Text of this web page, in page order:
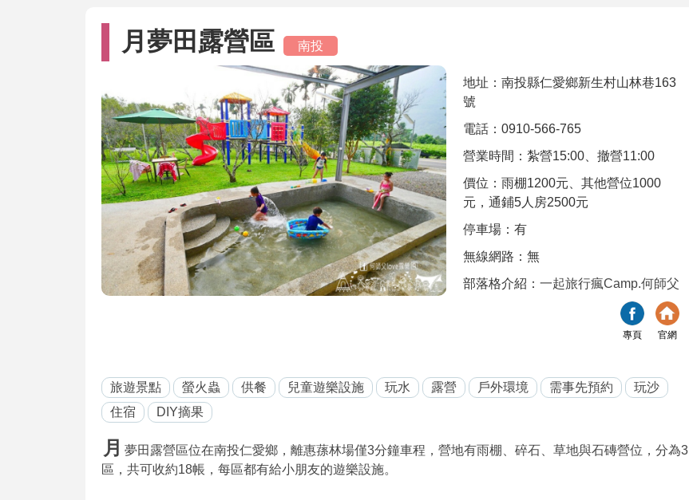
月夢田露營區 南投
地址：南投縣仁愛鄉新生村山林巷163
號
電話：0910-566-765
營業時間：紮營15:00、撤營11:00
價位：雨棚1200元、其他營位1000
元，通鋪5人房2500元
停車場：有
無線網路：無
部落格介紹：一起旅行瘋Camp.何師父
專頁 官網
旅遊景點 螢火蟲 供餐 兒童遊樂設施 玩水 露營 戶外環境 需事先預約
玩沙
住宿
DIY摘果
月 夢田露營區位在南投仁愛鄉，離惠蓀林場僅3分鐘車程，營地有雨棚、碎石、草地與石磚營位，分為3
區，共可收約18帳，每區都有給小朋友的遊樂設施。